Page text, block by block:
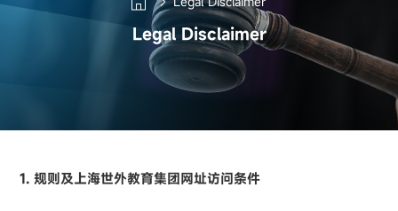
Legal Disclaimer
1. 规则及上海世外教育集团网址访问条件